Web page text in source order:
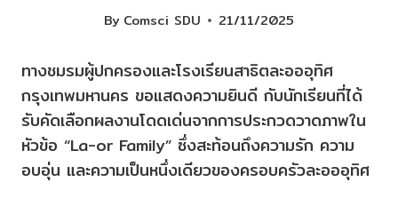
By Comsci SDU 21/11/2025
ทางชมรมผู้ปกครองและโรงเรียนสาธิตละอออุทิศ
กรุงเทพมหานคร ขอแสดงความยินดี กับนักเรียนที่ได้
รับคัดเลือกผลงานโดดเด่นจากการประกวดวาดภาพใน
หัวข้อ “La-or Family” ซึ่งสะท้อนถึงความรัก ความ
อบอุ่น และความเป็นหนึ่งเดียวของครอบครัวละอออุทิศ